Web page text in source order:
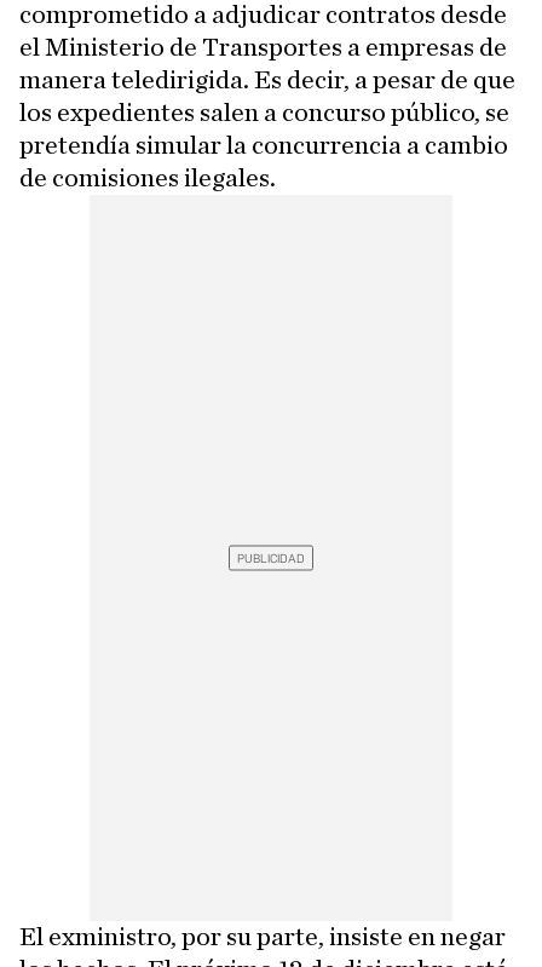
comprometido a adjudicar contratos desde
el Ministerio de Transportes a empresas de
manera teledirigida. Es decir, a pesar de que
los expedientes salen a concurso público, se
pretendía simular la concurrencia a cambio
de comisiones ilegales.
El exministro, por su parte, insiste en negar